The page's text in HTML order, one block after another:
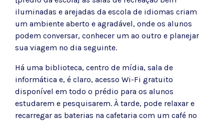
iluminadas e arejadas da escola de idiomas criam
um ambiente aberto e agradável, onde os alunos
podem conversar, conhecer um ao outro e planejar
sua viagem no dia seguinte.
Há uma biblioteca, centro de mídia, sala de
informática e, é claro, acesso Wi-Fi gratuito
disponível em todo o prédio para os alunos
estudarem e pesquisarem. À tarde, pode relaxar e
recarregar as baterias na cafetaria com um café no